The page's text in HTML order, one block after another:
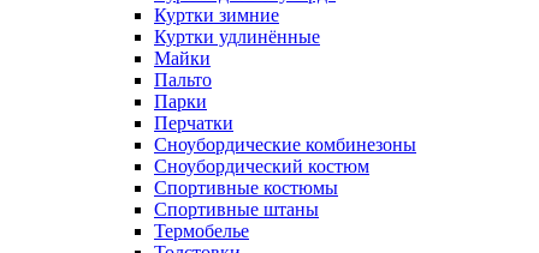
Куртки зимние
Куртки удлинённые
Майки
Пальто
Парки
Перчатки
Сноубордические комбинезоны
Сноубордический костюм
Спортивные костюмы
Спортивные штаны
Термобелье